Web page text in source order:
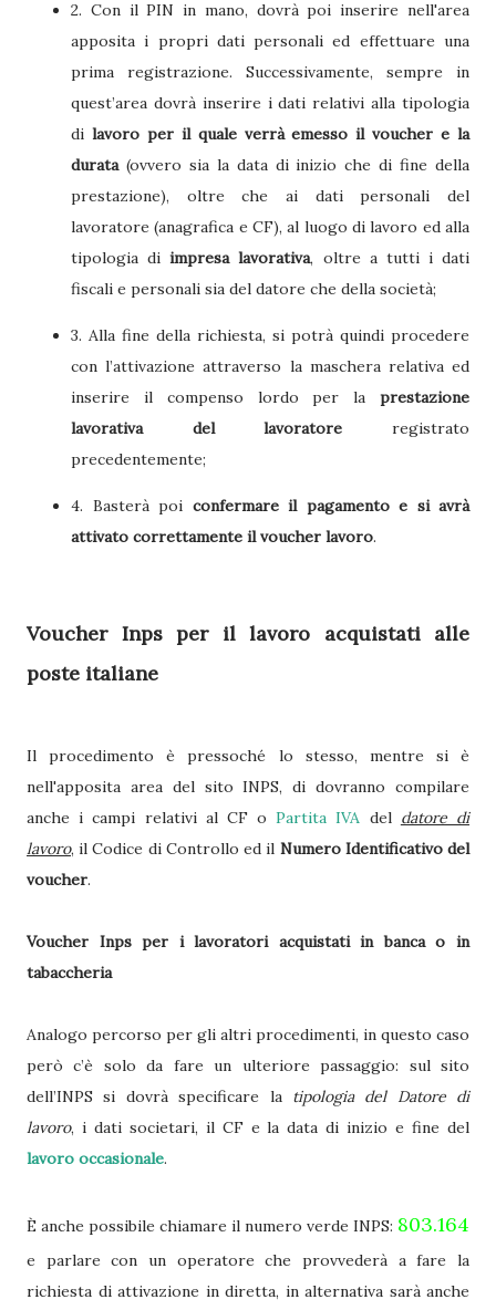
2. Con il PIN in mano, dovrà poi inserire nell'area
apposita i propri dati personali ed effettuare una
prima registrazione. Successivamente, sempre in
quest’area dovrà inserire i dati relativi alla tipologia
di lavoro per il quale verrà emesso il voucher e la
durata(ovvero sia la data di inizio che di fine della
prestazione), oltre che ai dati personali del
lavoratore (anagrafica e CF), al luogo di lavoro ed alla
tipologia diimpresa lavorativa, oltre a tutti i dati
fiscali e personali sia del datore che della società;
3. Alla fine della richiesta, si potrà quindi procedere
con l’attivazione attraverso la maschera relativa ed
inserire il compenso lordo per la prestazione
lavorativa del lavoratore registrato
precedentemente;
4. Basterà poi confermare il pagamento e si avrà
attivato correttamente il voucher lavoro.
Voucher Inps per il lavoro acquistati alle
poste italiane
Il procedimento è pressoché lo stesso, mentre si è
nell'apposita area del sito INPS, di dovranno compilare
anche i campi relativi al CF oPartita IVA del datore di
lavoro, il Codice di Controllo ed il Numero Identificativo del
voucher.
Voucher Inps per i lavoratori acquistati in banca o in
tabaccheria
Analogo percorso per gli altri procedimenti, in questo caso
però c’è solo da fare un ulteriore passaggio: sul sito
dell’INPS si dovrà specificare la tipologia del Datore di
lavoro, i dati societari, il CF e la data di inizio e fine del
lavoro occasionale.
È anche possibile chiamare il numero verde INPS: 803.164
e parlare con un operatore che provvederà a fare la
richiesta di attivazione in diretta, in alternativa sarà anche